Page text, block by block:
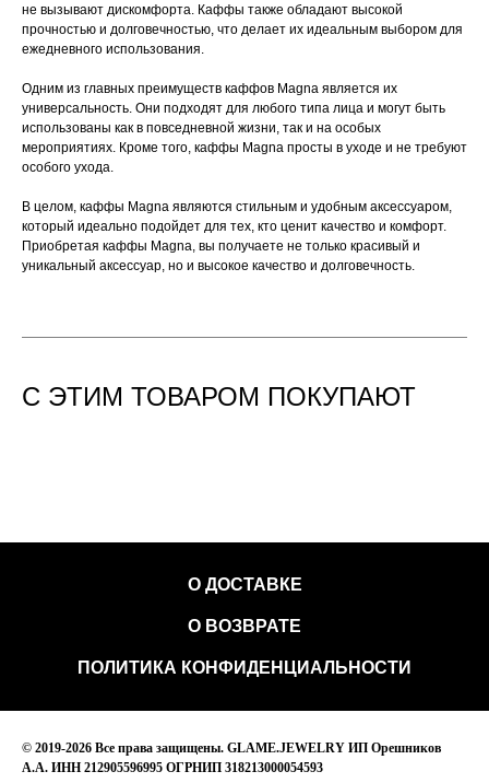
не вызывают дискомфорта. Каффы также обладают высокой
прочностью и долговечностью, что делает их идеальным выбором для
ежедневного использования.
Одним из главных преимуществ каффов Magna является их
универсальность. Они подходят для любого типа лица и могут быть
использованы как в повседневной жизни, так и на особых
мероприятиях. Кроме того, каффы Magna просты в уходе и не требуют
особого ухода.
В целом, каффы Magna являются стильным и удобным аксессуаром,
который идеально подойдет для тех, кто ценит качество и комфорт.
Приобретая каффы Magna, вы получаете не только красивый и
уникальный аксессуар, но и высокое качество и долговечность.
С ЭТИМ ТОВАРОМ ПОКУПАЮТ
О ДОСТАВКЕ
О ВОЗВРАТЕ
ПОЛИТИКА КОНФИДЕНЦИАЛЬНОСТИ
© 2019-2026 Все права защищены. GLAME.JEWELRY ИП Орешников
А.А. ИНН 212905596995 ОГРНИП 318213000054593